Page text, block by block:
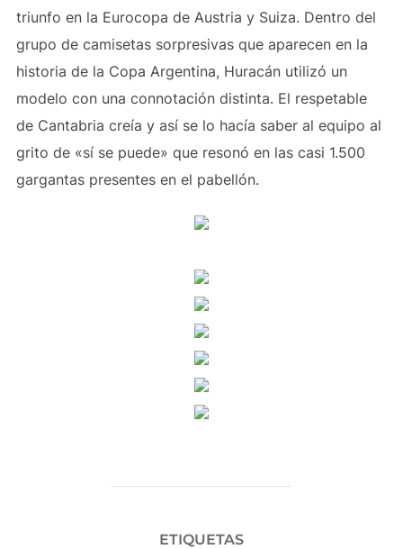
triunfo en la Eurocopa de Austria y Suiza. Dentro del
grupo de camisetas sorpresivas que aparecen en la
historia de la Copa Argentina, Huracán utilizó un
modelo con una connotación distinta. El respetable
de Cantabria creía y así se lo hacía saber al equipo al
grito de «sí se puede» que resonó en las casi 1.500
gargantas presentes en el pabellón.
ETIQUETAS